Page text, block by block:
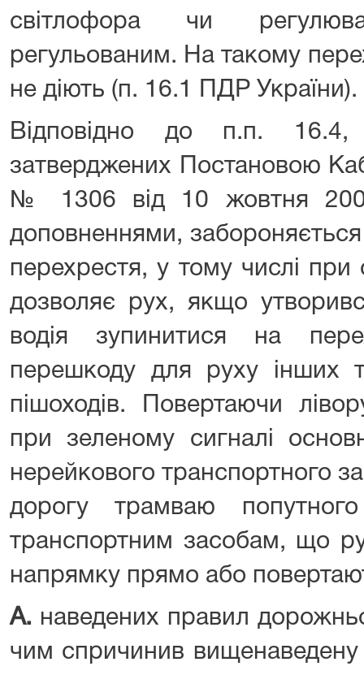
світлофора чи
регульованим. На такому
не діють (п. 16.1 ПДР України).
Відповідно до п.п.
затверджених Постановою
№ 1306 від 10 жовтня
доповненнями,
перехрестя, у тому числі при
дозволяє рух, якщо
водія зупинитися на
перешкоду для руху інших
пішоходів. Повертаючи
при зеленому сигналі
нерейкового транспортного
дорогу трамваю
транспортним засобам, що
напрямку прямо або
А. наведених правил
чим спричинив